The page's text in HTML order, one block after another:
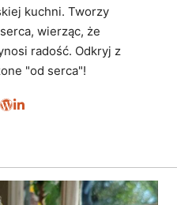
kuchni. Tworzy
wierząc, że
radość. Odkryj z
"od serca"!